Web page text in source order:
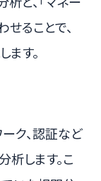
ることで、
す。
ーク、認証など
します。こ